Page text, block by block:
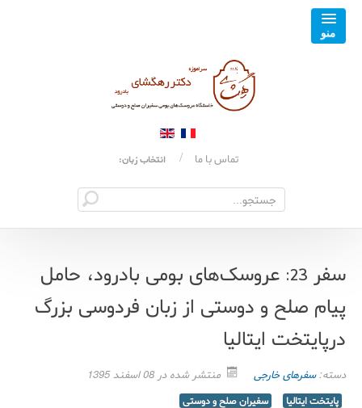
تماس با ما انتخاب زبان:
سفر 23: عروسک‌های بومی بادرود، حامل
پیام صلح و دوستی از زبان فردوسی بزرگ
درپایتخت ایتالیا
دسته:سفرهای خارجی منتشر شده در 08 اسفند 1395
پایتخت ایتالیا سفیران صلح و دوستی